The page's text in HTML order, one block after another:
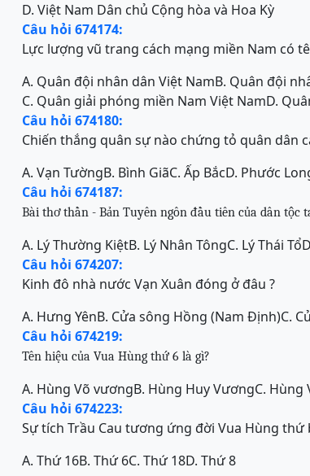
D. Việt Nam Dân chủ Cộng hòa và Hoa Kỳ
Câu hỏi 674174:
Lực lượng vũ trang cách mạng miền Nam có
A. Quân đội nhân dân Việt NamB. Quân đội
C. Quân giải phóng miền Nam Việt NamD.
Câu hỏi 674180:
Chiến thắng quân sự nào chứng tỏ quân dân
A. Vạn TườngB. Bình GiãC. Ấp BắcD. Phước
Câu hỏi 674187:
Bài thơ thần - Bản Tuyên ngôn đầu tiên của dân tộc
A. Lý Thường KiệtB. Lý Nhân TôngC. Lý Thái Tổ
Câu hỏi 674207:
Kinh đô nhà nước Vạn Xuân đóng ở đâu ?
A. Hưng YênB. Cửa sông Hồng (Nam Định)C.
Câu hỏi 674219:
Tên hiệu của Vua Hùng thứ 6 là gì?
A. Hùng Võ vươngB. Hùng Huy VươngC. Hùng
Câu hỏi 674223:
Sự tích Trầu Cau tương ứng đời Vua Hùng thứ
A. Thứ 16B. Thứ 6C. Thứ 18D. Thứ 8